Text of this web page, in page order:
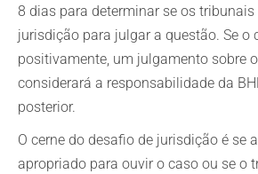
8 dias para determinar se os tribunais
jurisdição para julgar a questão. Se o
positivamente, um julgamento sobre
considerará a responsabilidade da
posterior.
O cerne do desafio de jurisdição é se
apropriado para ouvir o caso ou se o